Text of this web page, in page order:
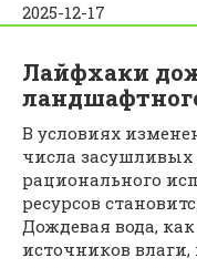
2025-12-17
Лайфхаки
В условиях
числа засушливых
рационального
ресурсов
Дождевая вода,
источников